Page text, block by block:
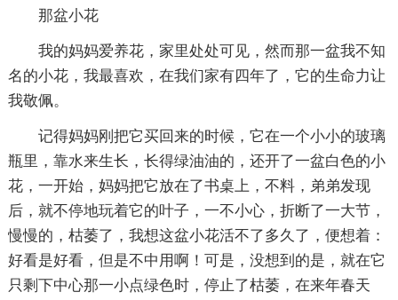
那盆小花
我的妈妈爱养花，家里处处可见，然而那一盆我不知
名的小花，我最喜欢，在我们家有四年了，它的生命力让
我敬佩。
记得妈妈刚把它买回来的时候，它在一个小小的玻璃
瓶里，靠水来生长，长得绿油油的，还开了一盆白色的小
花，一开始，妈妈把它放在了书桌上，不料，弟弟发现
后，就不停地玩着它的叶子，一不小心，折断了一大节，
慢慢的，枯萎了，我想这盆小花活不了多久了，便想着：
好看是好看，但是不中用啊！可是，没想到的是，就在它
只剩下中心那一小点绿色时，停止了枯萎，在来年春天